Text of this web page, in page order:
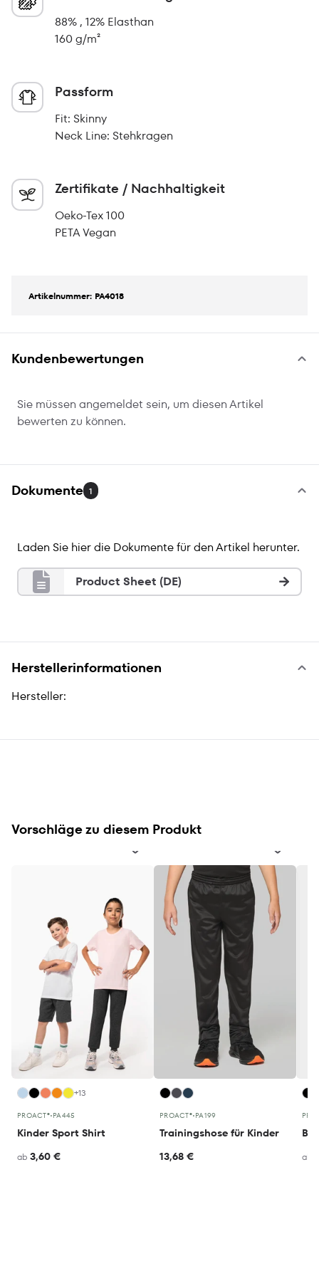
88% , 12% Elasthan
160 g/m²
Passform
Fit: Skinny
Neck Line: Stehkragen
Zertifikate / Nachhaltigkeit
Oeko-Tex 100
PETA Vegan
Artikelnummer: PA4018
Kundenbewertungen
Sie müssen angemeldet sein, um diesen Artikel
bewerten zu können.
Dokumente 1
Laden Sie hier die Dokumente für den Artikel herunter.
Product Sheet (DE)
Herstellerinformationen
Hersteller:
Vorschläge zu diesem Produkt
+13
PROACT®•PA445
Kinder Sport Shirt
ab 3,60 €
PROACT®•PA199
Trainingshose für Kinder
13,68 €
ab